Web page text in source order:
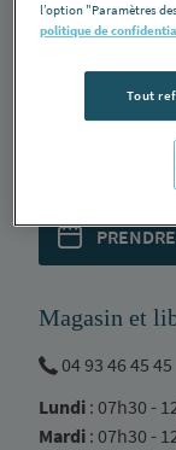
Lundi: 08h00 -
:
: 08h00 -
:
: 08h00
Magasin et
04 93 46 45 45
Lundi : 07h30 -
Mardi : 07h30 -
l’option "Paramètres
politique de
Tout